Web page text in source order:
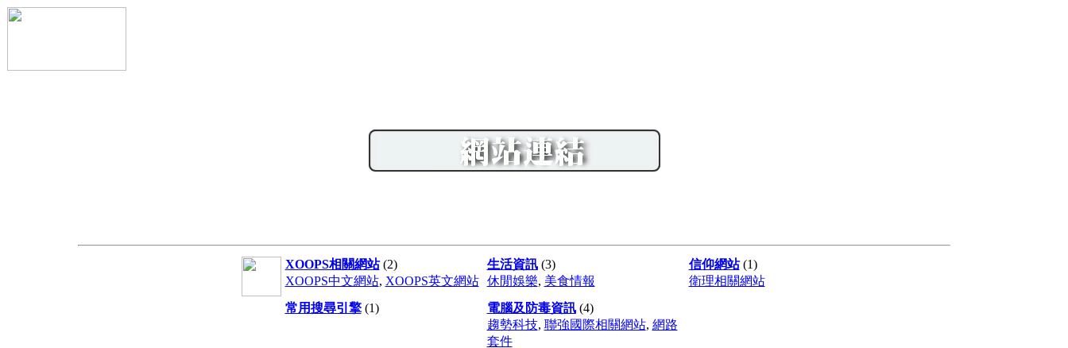
XOOPS相關網站(2)
XOOPS中文網站, XOOPS英文網站
生活資訊(3)
休閒娛樂, 美食情報
信仰網站(1)
衛理相關網站
常用搜尋引擎(1) 電腦及防毒資訊(4)
趨勢科技, 聯強國際相關網站, 網路
套件